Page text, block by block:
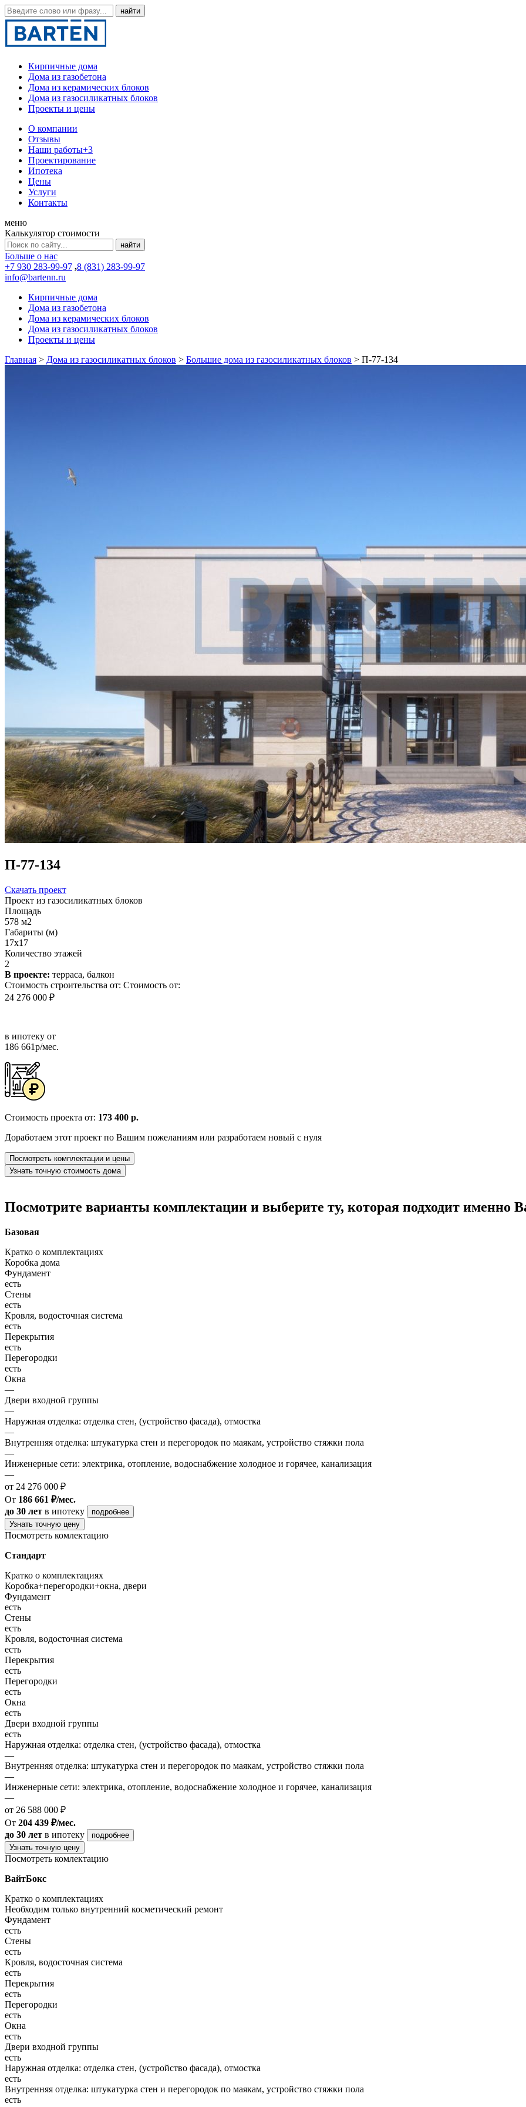
Кирпичные дома
Дома из газобетона
Дома из керамических блоков
Дома из газосиликатных блоков
Проекты и цены
О компании
Отзывы
Наши работы+3
Проектирование
Ипотека
Цены
Услуги
Контакты
меню
Калькулятор стоимости
Больше о нас
+7 930 283-99-97 ,8 (831) 283-99-97
info@bartenn.ru
Кирпичные дома
Дома из газобетона
Дома из керамических блоков
Дома из газосиликатных блоков
Проекты и цены
Главная > Дома из газосиликатных блоков > Большие дома из газосиликатных блоков > П-77-134
П-77-134
Скачать проект
Проект из газосиликатных блоков
Площадь
578 м2
Габариты (м)
17x17
Количество этажей
2
В проекте: терраса, балкон
Стоимость строительства от: Стоимость от:
24 276 000 ₽
в ипотеку от
186 661р/мес.
Стоимость проекта от: 173 400 р.
Доработаем этот проект по Вашим пожеланиям или разработаем новый с нуля
Посмотреть комплектации и цены
Узнать точную стоимость дома
Посмотрите варианты комплектации и выберите ту, которая подходит именно
Базовая
Кратко о комплектациях
Коробка дома
Фундамент
есть
Стены
есть
Кровля, водосточная система
есть
Перекрытия
есть
Перегородки
есть
Окна
—
Двери входной группы
—
Наружная отделка: отделка стен, (устройство фасада), отмостка
—
Внутренняя отделка: штукатурка стен и перегородок по маякам, устройство стяжки пола
—
Инженерные сети: электрика, отопление, водоснабжение холодное и горячее, канализация
—
от 24 276 000 ₽
От 186 661 ₽/мес.
до 30 лет в ипотеку
подробнее
Узнать точную цену
Посмотреть комлектацию
Стандарт
Кратко о комплектациях
Коробка+перегородки+окна, двери
Фундамент
есть
Стены
есть
Кровля, водосточная система
есть
Перекрытия
есть
Перегородки
есть
Окна
есть
Двери входной группы
есть
Наружная отделка: отделка стен, (устройство фасада), отмостка
—
Внутренняя отделка: штукатурка стен и перегородок по маякам, устройство стяжки пола
—
Инженерные сети: электрика, отопление, водоснабжение холодное и горячее, канализация
—
от 26 588 000 ₽
От 204 439 ₽/мес.
до 30 лет в ипотеку
подробнее
Узнать точную цену
Посмотреть комлектацию
ВайтБокс
Кратко о комплектациях
Необходим только внутренний косметический ремонт
Фундамент
есть
Стены
есть
Кровля, водосточная система
есть
Перекрытия
есть
Перегородки
есть
Окна
есть
Двери входной группы
есть
Наружная отделка: отделка стен, (устройство фасада), отмостка
есть
Внутренняя отделка: штукатурка стен и перегородок по маякам, устройство стяжки пола
есть